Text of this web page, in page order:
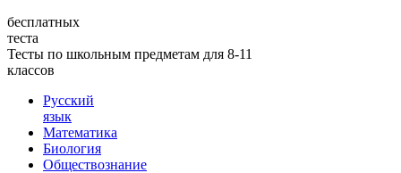
бесплатных
теста
Тесты по школьным предметам для 8-11
классов
Русский
язык
Математика
Биология
Обществознание